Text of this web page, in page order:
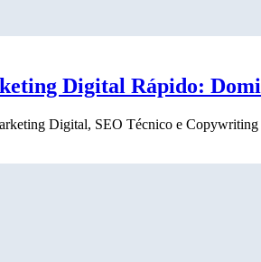
Digital Rápido:
Digital, SEO Técnico e Copywriting